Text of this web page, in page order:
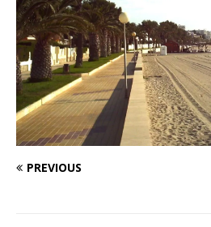
PREVIOUS